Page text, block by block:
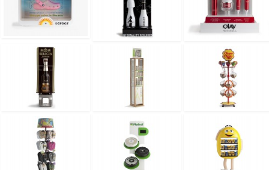
Glorificador Crocs
rosa madera
blanca leds vitrina
Freixenet Black &
Glorificador OLAY
San Miguel
selecta
Expositor A-
Derma madera
natural
Expositor Chupa
Chups